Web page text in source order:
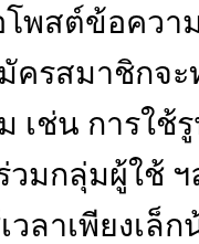
พสต์ข้อควา
มัครสมาชิก
เช่น การใช้
วมกลุ่มผู้ใช้ ฯ
วลาเพียงเ